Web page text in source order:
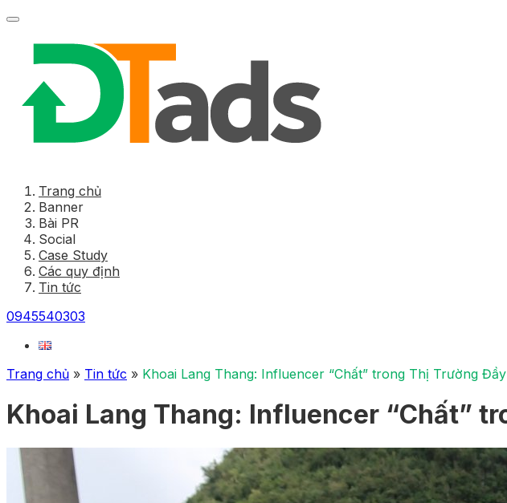
Trang chủ
Banner
Bài PR
Social
Case Study
Các quy định
Tin tức
0945540303
Trang chủ » Tin tức » Khoai Lang Thang: Influencer “Chất” trong Thị Trường
Khoai Lang Thang: Influencer “Chất”